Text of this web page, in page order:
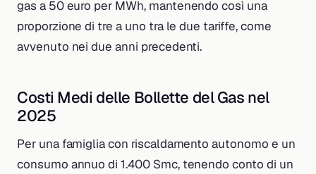
gas a 50 euro per MWh, mantenendo così una
proporzione di tre a uno tra le due tariffe, come
avvenuto nei due anni precedenti.
Costi Medi delle Bollette del Gas nel
2025
Per una famiglia con riscaldamento autonomo e un
consumo annuo di 1.400 Smc, tenendo conto di un